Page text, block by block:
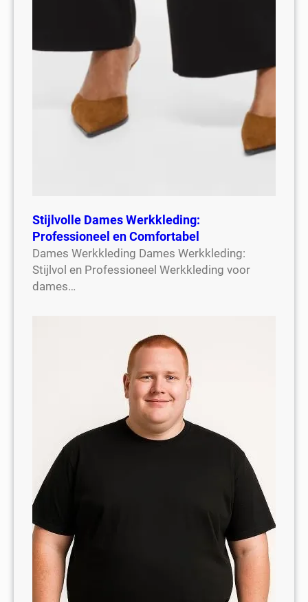
Stijlvolle Dames Werkkleding:
Professioneel en Comfortabel
Dames Werkkleding Dames Werkkleding:
Stijlvol en Professioneel Werkkleding voor
dames…